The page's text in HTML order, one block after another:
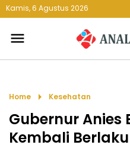
Kamis, 6 Agustus 2026
menu
Home arrow_right Kesehatan
Gubernur Anies
Kembali